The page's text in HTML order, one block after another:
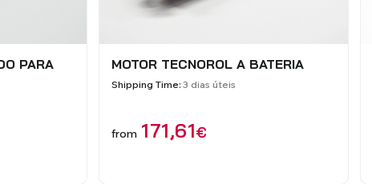
MOTOR
SET FOR MOTORIZING ROLLER
SHUTTERS
4.8/